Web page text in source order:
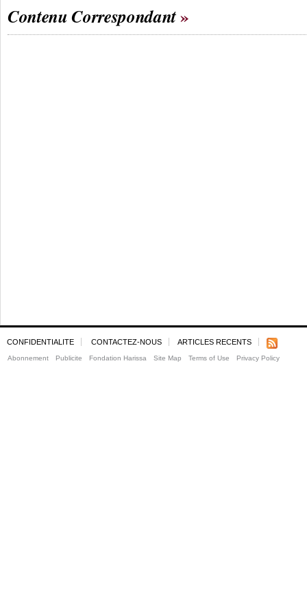
Contenu Correspondant
CONFIDENTIALITE CONTACTEZ-NOUS ARTICLES RECENTS
Abonnement Publicite Fondation Harissa Site Map Terms of Use Privacy Policy